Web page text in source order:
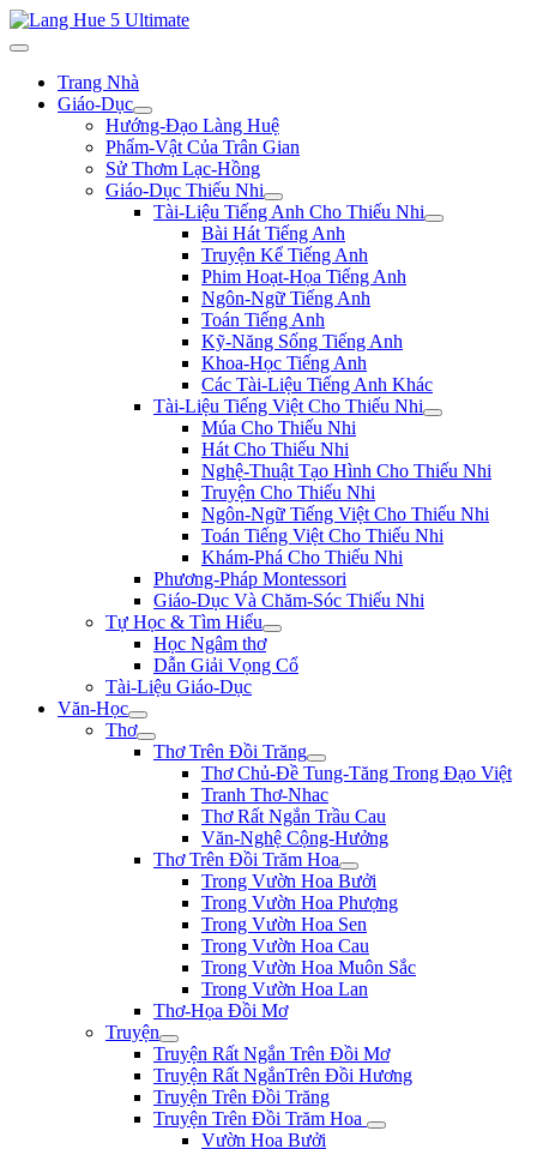
Trang Nhà
Giáo-Dục
Hướng-Đạo Làng Huệ
Phẩm-Vật Của Trân Gian
Sử Thơm Lạc-Hồng
Giáo-Dục Thiếu Nhi
Tài-Liệu Tiếng Anh Cho Thiếu Nhi
Bài Hát Tiếng Anh
Truyện Kể Tiếng Anh
Phim Hoạt-Họa Tiếng Anh
Ngôn-Ngữ Tiếng Anh
Toán Tiếng Anh
Kỹ-Năng Sống Tiếng Anh
Khoa-Học Tiếng Anh
Các Tài-Liệu Tiếng Anh Khác
Tài-Liệu Tiếng Việt Cho Thiếu Nhi
Múa Cho Thiếu Nhi
Hát Cho Thiếu Nhi
Nghệ-Thuật Tạo Hình Cho Thiếu Nhi
Truyện Cho Thiếu Nhi
Ngôn-Ngữ Tiếng Việt Cho Thiếu Nhi
Toán Tiếng Việt Cho Thiếu Nhi
Khám-Phá Cho Thiếu Nhi
Phương-Pháp Montessori
Giáo-Dục Và Chăm-Sóc Thiếu Nhi
Tự Học & Tìm Hiểu
Học Ngâm thơ
Dẫn Giải Vọng Cổ
Tài-Liệu Giáo-Dục
Văn-Học
Thơ
Thơ Trên Đồi Trăng
Thơ Chủ-Đề Tung-Tăng Trong Đạo Việt
Tranh Thơ-Nhac
Thơ Rất Ngắn Trầu Cau
Văn-Nghệ Cộng-Hưởng
Thơ Trên Đồi Trăm Hoa
Trong Vườn Hoa Bưởi
Trong Vườn Hoa Phượng
Trong Vườn Hoa Sen
Trong Vườn Hoa Cau
Trong Vườn Hoa Muôn Sắc
Trong Vườn Hoa Lan
Thơ-Họa Đồi Mơ
Truyện
Truyện Rất Ngắn Trên Đồi Mơ
Truyện Rất NgắnTrên Đồi Hương
Truyện Trên Đồi Trăng
Truyện Trên Đồi Trăm Hoa
Vườn Hoa Bưởi